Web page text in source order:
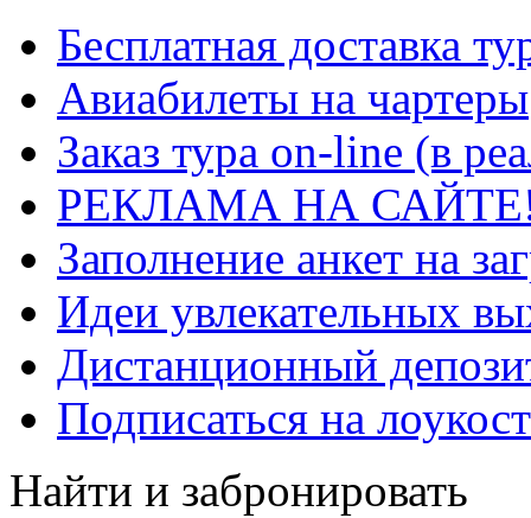
Бесплатная доставка
Авиабилеты на чартеры
Заказ тура on-line (в
РЕКЛАМА НА
Заполнение анкет на
Идеи увлекательных
Дистанционный
Подписаться на
Найти и забронировать